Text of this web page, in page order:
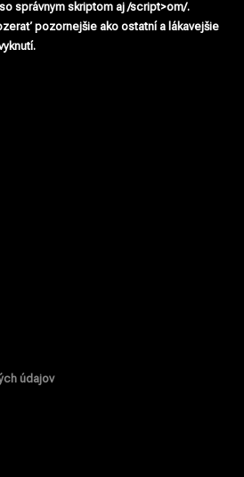
správnym skriptom aj /script>om/.
pozornejšie ako ostatní a lákavejšie
údajov